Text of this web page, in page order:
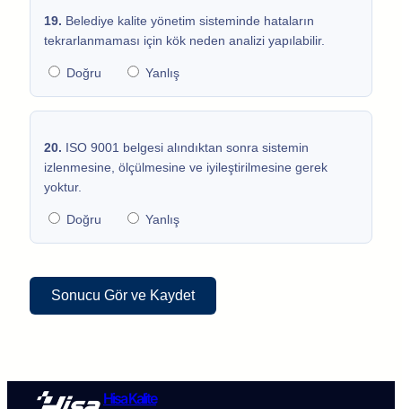
19. Belediye kalite yönetim sisteminde hataların
tekrarlanmaması için kök neden analizi yapılabilir.
Doğru Yanlış
20. ISO 9001 belgesi alındıktan sonra sistemin
izlenmesine, ölçülmesine ve iyileştirilmesine gerek
yoktur.
Doğru Yanlış
Sonucu Gör ve Kaydet
Hisa Kalite